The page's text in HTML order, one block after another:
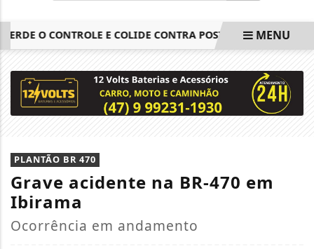
O CONTROLE E COLIDE CONTRA POSTE MOTOCICLISTA
MENU
PLANTÃO BR 470
Grave acidente na BR-470 em
Ibirama
Ocorrência em andamento